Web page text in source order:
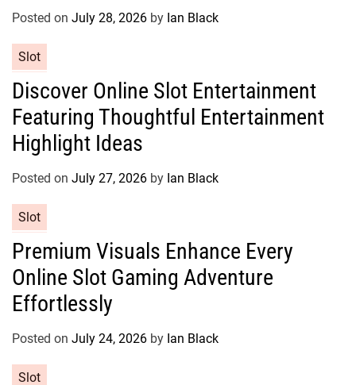
r
s
Posted on July 28, 2026 by Ian Black
a
e
g
o
r
s
Slot
Discover Online Slot Entertainment
Featuring Thoughtful Entertainment
Highlight Ideas
Posted on July 27, 2026 by Ian Black
a
e
g
o
r
Slot
Premium Visuals Enhance Every
Online Slot Gaming Adventure
Effortlessly
Posted on July 24, 2026 by Ian Black
Slot